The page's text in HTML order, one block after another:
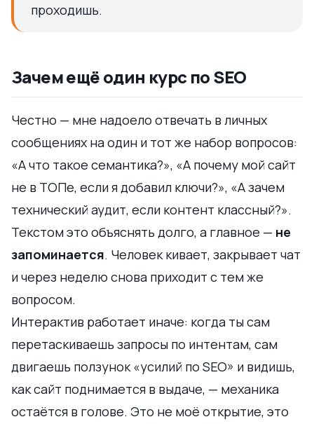
проходишь.
Зачем ещё один курс по SEO
Честно — мне надоело отвечать в личных
сообщениях на один и тот же набор вопросов:
«А что такое семантика?», «А почему мой сайт
не в ТОПе, если я добавил ключи?», «А зачем
технический аудит, если контент классный?».
Текстом это объяснять долго, а главное — не
запоминается. Человек кивает, закрывает чат
и через неделю снова приходит с тем же
вопросом.
Интерактив работает иначе: когда ты сам
перетаскиваешь запросы по интентам, сам
двигаешь ползунок «усилий по SEO» и видишь,
как сайт поднимается в выдаче, — механика
остаётся в голове. Это не моё открытие, это